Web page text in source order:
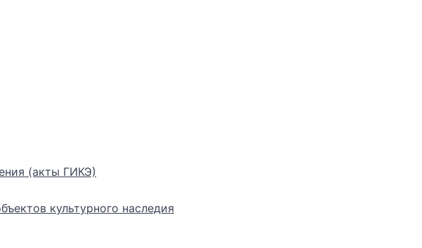
(акты ГИКЭ)
культурного наследия